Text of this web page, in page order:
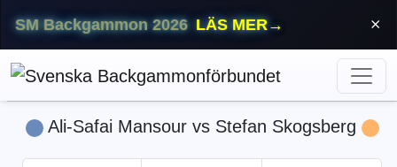
SM Backgammon 2026 LÄS MER→ ⨯
Ali-Safai Mansour vs Stefan Skogsberg